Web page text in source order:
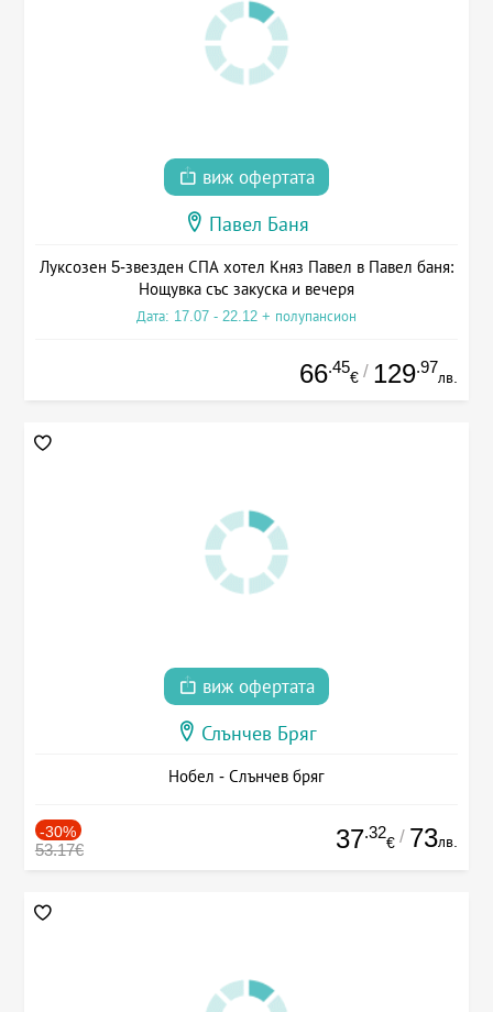
виж офертата
Павел Баня
Луксозен 5-звезден СПА хотел Княз Павел в Павел баня:
Нощувка със закуска и вечеря
Дата: 17.07 - 22.12 + полупансион
66.45
€ / 129.97
лв.
виж офертата
Слънчев Бряг
Нобел - Слънчев бряг
-30%
53.17€ 37.32
€ / 73лв.